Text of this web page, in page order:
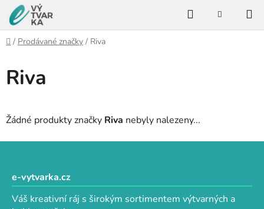
Přejít
na
obsah
HledatNÁKUPNÍ
Domů
/ Prodávané značky / Riva
Riva
Žádné produkty značky Riva nebyly nalezeny...
e-vytvarka.cz
Váš kreativní ráj s širokým sortimentem výtvarných a